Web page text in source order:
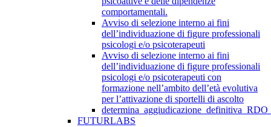
comportamentali.
Avviso di selezione interno ai fini
dell’individuazione di figure professionali
psicologi e/o psicoterapeuti
Avviso di selezione interno ai fini
dell’individuazione di figure professionali
psicologi e/o psicoterapeuti con
formazione nell’ambito dell’età evolutiva
per l’attivazione di sportelli di ascolto
FUTURLABS